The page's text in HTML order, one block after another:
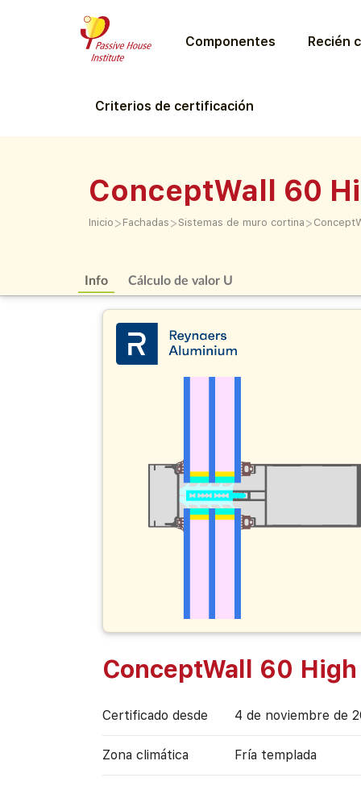
Componentes Recién
Criterios de certificación
ConceptWall 60
Inicio > Fachadas > Sistemas de muro cortina >
Info Cálculo de valor U
ConceptWall 60
Certificado desde 4 de noviembre de
Zona climática Fría templada